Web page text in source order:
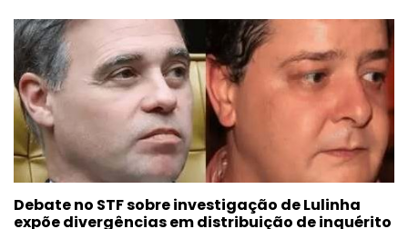
Debate no STF sobre investigação de Lulinha
expõe divergências em distribuição de inquérito